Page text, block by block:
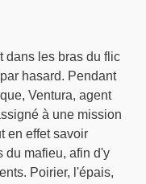
dans les bras du flic
hasard. Pendant
Ventura, agent
à une mission
en effet savoir
du mafieu, afin d'y
Poirier, l'épais,